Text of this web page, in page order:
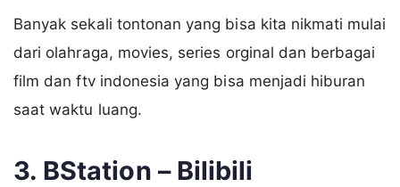
Banyak sekali tontonan yang bisa kita nikmati mulai
dari olahraga, movies, series orginal dan berbagai
film dan ftv indonesia yang bisa menjadi hiburan
saat waktu luang.
3. BStation – Bilibili